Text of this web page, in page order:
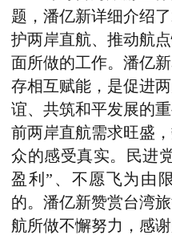
题，潘亿新详细介绍
护两岸直航、推动航
面所做的工作。潘亿
存相互赋能，是促进
谊、共筑和平发展的
前两岸直航需求旺盛
众的感受真实。民进
盈利”、不愿飞为由
的。潘亿新赞赏台湾
航所做不懈努力，感